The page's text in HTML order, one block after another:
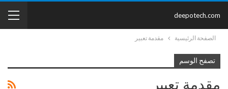
deepotech.com
الصفحة الرئيسية مقدمة تعبير
تصفح الوسم
مقدمة تعبير